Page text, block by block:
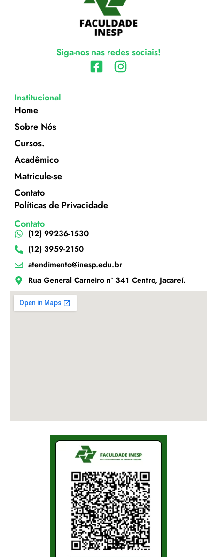
Siga-nos nas redes sociais!
Institucional
Home
Sobre Nós
Cursos.
Acadêmico
Matricule-se
Contato
Políticas de Privacidade
Contato
(12) 99236-1530
(12) 3959-2150
atendimento@inesp.edu.br
Rua General Carneiro nº 341 Centro, Jacareí.